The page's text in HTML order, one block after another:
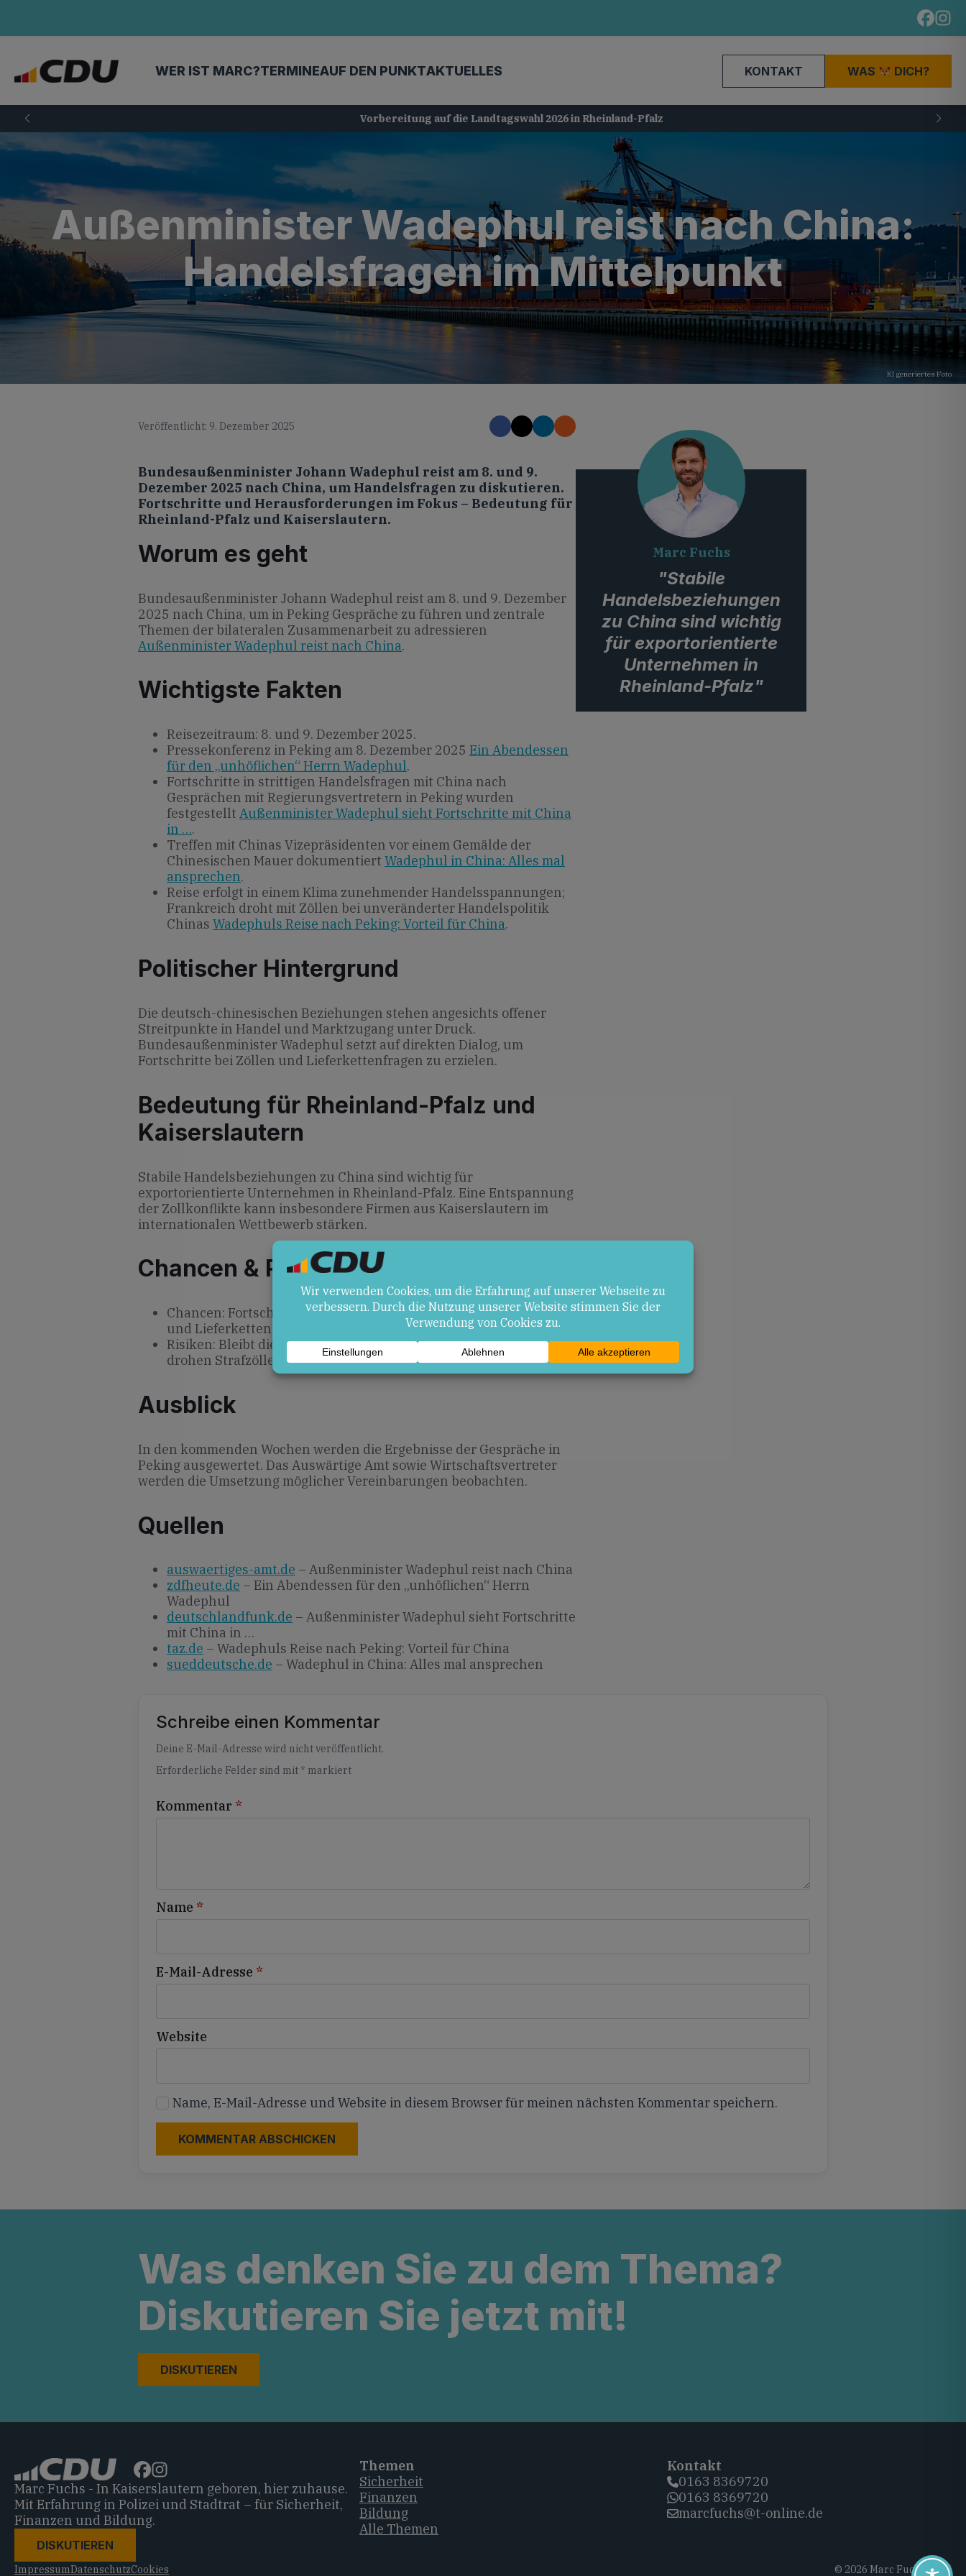
WER IST MARC?TERMINEAUF DEN PUNKTAKTUELLES KONTAKT WAS DICH?
Vorbereitung auf die Landtagswahl 2026 in Rheinland-Pfalz
Außenminister Wadephul reist nach China:
Handelsfragen im Mittelpunkt
KI generiertes Foto
Veröffentlicht: 9. Dezember 2025
Bundesaußenminister Johann Wadephul reist am 8. und 9.
Dezember 2025 nach China, um Handelsfragen zu diskutieren.
Fortschritte und Herausforderungen im Fokus – Bedeutung für
Rheinland-Pfalz und Kaiserslautern.
Worum es geht
Bundesaußenminister Johann Wadephul reist am 8. und 9. Dezember
2025 nach China, um in Peking Gespräche zu führen und zentrale
Themen der bilateralen Zusammenarbeit zu adressieren
Außenminister Wadephul reist nach China.
Wichtigste Fakten
Reisezeitraum: 8. und 9. Dezember 2025.
Pressekonferenz in Peking am 8. Dezember 2025 Ein Abendessen
für den „unhöflichen“ Herrn Wadephul.
Fortschritte in strittigen Handelsfragen mit China nach
Gesprächen mit Regierungsvertretern in Peking wurden
festgestellt Außenminister Wadephul sieht Fortschritte mit China
in ….
Treffen mit Chinas Vizepräsidenten vor einem Gemälde der
Chinesischen Mauer dokumentiert Wadephul in China: Alles mal
ansprechen.
Reise erfolgt in einem Klima zunehmender Handelsspannungen;
Frankreich droht mit Zöllen bei unveränderter Handelspolitik
Chinas Wadephuls Reise nach Peking: Vorteil für China.
Politischer Hintergrund
Die deutsch-chinesischen Beziehungen stehen angesichts offener
Streitpunkte in Handel und Marktzugang unter Druck.
Bundesaußenminister Wadephul setzt auf direkten Dialog, um
Fortschritte bei Zöllen und Lieferkettenfragen zu erzielen.
Bedeutung für Rheinland-Pfalz und
Kaiserslautern
Stabile Handelsbeziehungen zu China sind wichtig für
exportorientierte Unternehmen in Rheinland-Pfalz. Eine Entspannung
der Zollkonflikte kann insbesondere Firmen aus Kaiserslautern im
internationalen Wettbewerb stärken.
Chancen & Risiken
Chancen: Fortschritte bei Handelsfragen könnten Zölle mindern
und Lieferketten sichern.
Risiken: Bleibt die chinesische Handelspolitik unverändert,
drohen Strafzölle und Handelshemmnisse.
Ausblick
In den kommenden Wochen werden die Ergebnisse der Gespräche in
Peking ausgewertet. Das Auswärtige Amt sowie Wirtschaftsvertreter
werden die Umsetzung möglicher Vereinbarungen beobachten.
Quellen
auswaertiges-amt.de – Außenminister Wadephul reist nach China
zdfheute.de – Ein Abendessen für den „unhöflichen“ Herrn
Wadephul
deutschlandfunk.de – Außenminister Wadephul sieht Fortschritte
mit China in …
taz.de – Wadephuls Reise nach Peking: Vorteil für China
sueddeutsche.de – Wadephul in China: Alles mal ansprechen
Marc Fuchs
"Stabile
Handelsbeziehungen
zu China sind wichtig
für exportorientierte
Unternehmen in
Rheinland-Pfalz"
Schreibe einen Kommentar
Deine E-Mail-Adresse wird nicht veröffentlicht.
Erforderliche Felder sind mit * markiert
Kommentar *
Name *
E-Mail-Adresse *
Website
Name, E-Mail-Adresse und Website in diesem Browser für meinen nächsten Kommentar speichern.
Alternative:
Was denken Sie zu dem Thema?
Diskutieren Sie jetzt mit!
DISKUTIEREN
Marc Fuchs - In Kaiserslautern geboren, hier zuhause.
Mit Erfahrung in Polizei und Stadtrat – für Sicherheit,
Finanzen und Bildung.
DISKUTIEREN
Themen
Sicherheit
Finanzen
Bildung
Alle Themen
Kontakt
0163 8369720‬
0163 8369720‬
marcfuchs@t-online.de
ImpressumDatenschutzCookies © 2026 Marc Fuchs, CDU